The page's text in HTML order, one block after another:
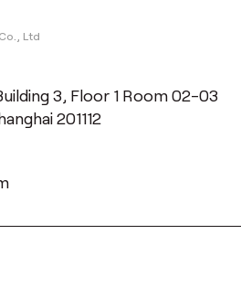
Ltd
3, Floor 1 Room 02-03
201112